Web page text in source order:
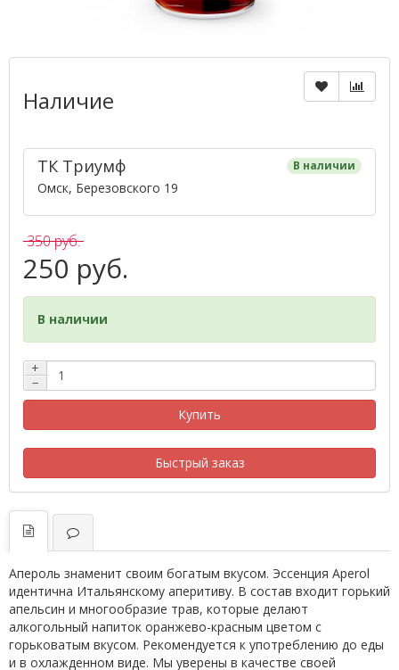
Наличие
ТК ​Триумф​ В наличии
Омск, Березовского 19
350 руб.
250 руб.
В наличии
+
−
Купить
Быстрый заказ
Апероль знаменит своим богатым вкусом. Эссенция Aperol
идентична Итальянскому аперитиву. В состав входит горький
апельсин и многообразие трав, которые делают
алкогольный напиток оранжево-красным цветом с
горьковатым вкусом. Рекомендуется к употреблению до еды
и в охлажденном виде. Мы уверены в качестве своей